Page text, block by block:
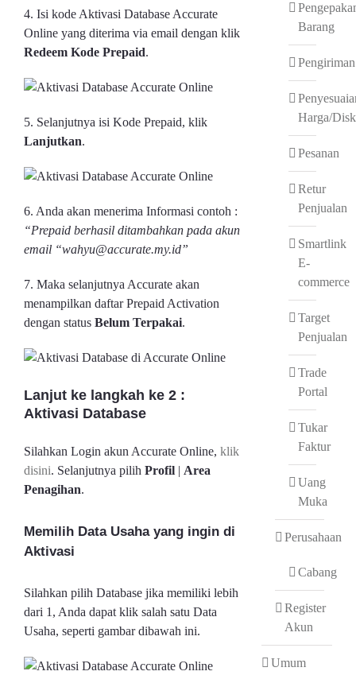
4. Isi kode Aktivasi Database Accurate
Online yang diterima via email dengan klik
Redeem Kode Prepaid.
5. Selanjutnya isi Kode Prepaid, klik
Lanjutkan.
6. Anda akan menerima Informasi contoh :
“Prepaid berhasil ditambahkan pada akun
email “wahyu@accurate.my.id”
7. Maka selanjutnya Accurate akan
menampilkan daftar Prepaid Activation
dengan status Belum Terpakai.
Lanjut ke langkah ke 2 :
Aktivasi Database
Silahkan Login akun Accurate Online, klik
disini. Selanjutnya pilih Profil | Area
Penagihan.
Memilih Data Usaha yang ingin di
Aktivasi
Silahkan pilih Database jika memiliki lebih
dari 1, Anda dapat klik salah satu Data
Usaha, seperti gambar dibawah ini.
Barang
Pengiriman
Harga/
Pesanan
Retur
Penjualan
Smartlink
E-
commerce
Target
Penjualan
Trade
Portal
Tukar
Faktur
Uang
Muka
Perusahaan
Cabang
Register
Akun
Umum